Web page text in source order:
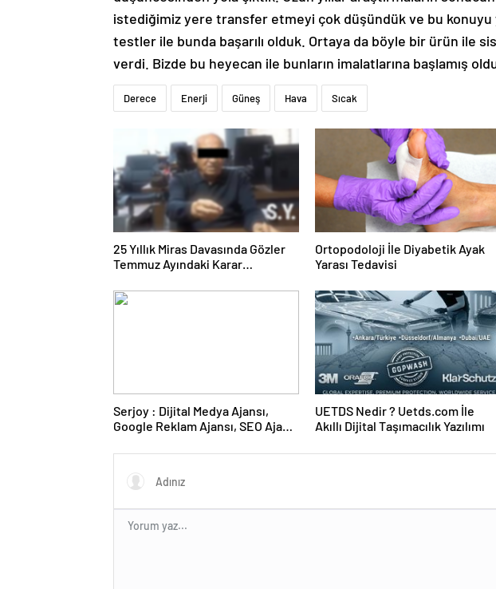
istediğimiz yere transfer etmeyi çok düşündük ve bu konuyu
testler ile bunda başarılı olduk. Ortaya da böyle bir ürün ile
verdi. Bizde bu heyecan ile bunların imalatlarına başlamış
Derece Enerji Güneş Hava Sıcak
25 Yıllık Miras Davasında Gözler
Temmuz Ayındaki Karar
Ortopodoloji İle Diyabetik Ayak
Yarası Tedavisi
Serjoy : Dijital Medya Ajansı,
Google Reklam Ajansı, SEO Ajansı
UETDS Nedir ? Uetds.com İle
Akıllı Dijital Taşımacılık Yazılımı